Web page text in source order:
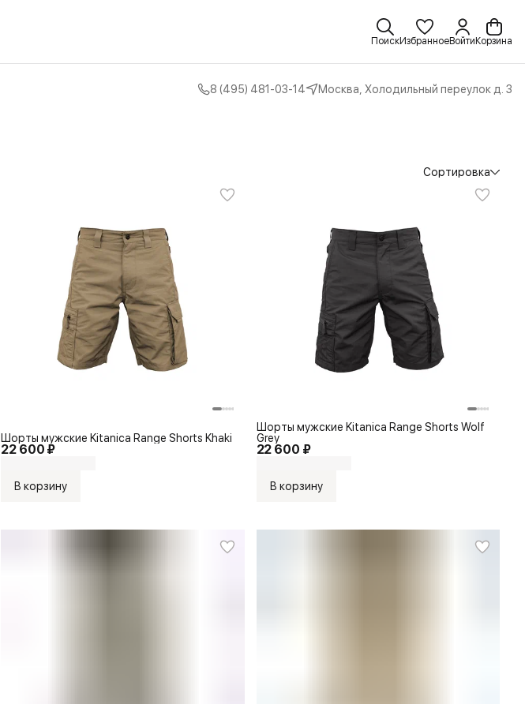
ПоискИзбранноеВойти Корзина
8 (495) 481-03-14 Москва, Холодильный переулок д. 3
Сортировка
22 600 ₽
Шорты мужские Kitanica Range Shorts Khaki
В корзину
22 600 ₽
Шорты мужские Kitanica Range Shorts Wolf
Grey
В корзину